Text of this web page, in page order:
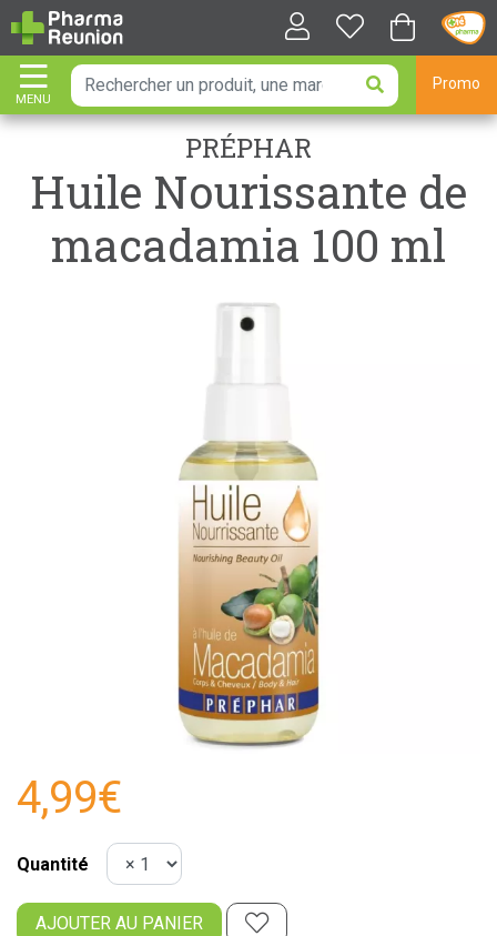
MENU
AFFICHER LA NAVIGATION
Promo
PRÉPHAR
Huile Nourissante de
macadamia 100 ml
4,99€
Quantité
AJOUTER AU PANIER